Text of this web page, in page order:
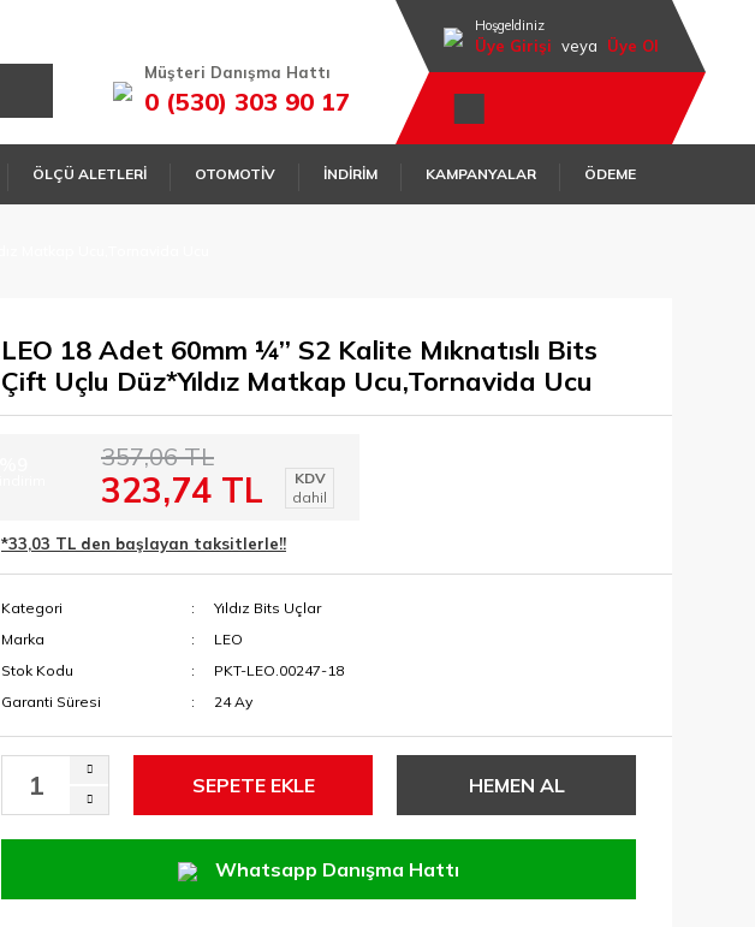
Müşteri Danışma Hattı
0 (530) 303 90 17
Hoşgeldiniz
Üye Girişi veya Üye Ol
ÖLÇÜ ALETLERİ OTOMOTİV İNDİRİM KAMPANYALAR ÖDEME
LEO 18 Adet 60mm ¼’’ S2 Kalite Mıknatıslı Bits
Çift Uçlu Düz*Yıldız Matkap Ucu,Tornavida Ucu
357,06 TL
323,74 TL
KDV
dahil
*33,03 TL den başlayan taksitlerle!!
Kategori
Yıldız Bits Uçlar
Marka
LEO
Stok Kodu
PKT-LEO.00247-18
Garanti Süresi
24 Ay
SEPETE EKLE HEMEN AL
Whatsapp Danışma Hattı